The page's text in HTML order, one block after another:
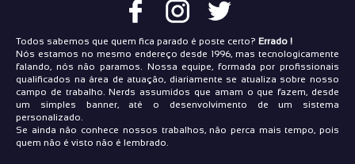
Todos sabemos que quem fica parado é poste certo? Errado !
Nós estamos no mesmo endereço desde 1996, mas tecnologicamente
falando, nós não paramos. Nossa equipe, formada por profissionais
qualificados na área de atuação, diariamente se atualiza sobre nosso
campo de trabalho. Nerds assumidos que amam o que fazem, desde
um simples banner, até o desenvolvimento de um sistema
personalizado.
Se ainda não conhece nossos trabalhos, não perca mais tempo, pois
quem não é visto não é lembrado.